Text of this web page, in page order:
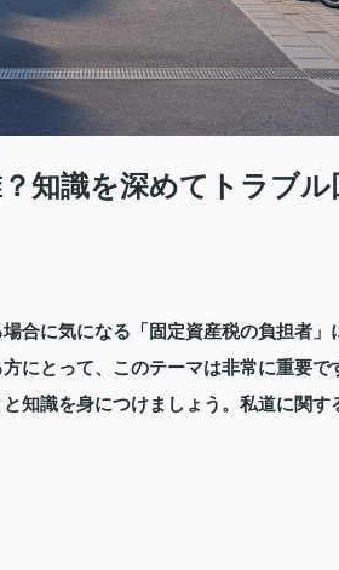
知識を深めてトラブル
合に気になる「固定資産税の負担者
にとって、このテーマは非常に重要で
知識を身につけましょう。私道に関